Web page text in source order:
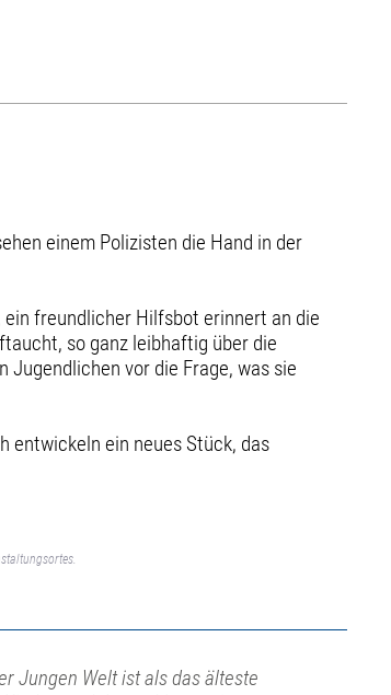
einem Polizisten die Hand in der
freundlicher Hilfsbot erinnert an die
so ganz leibhaftig über die
vor die Frage, was sie
entwickeln ein neues Stück, das
Jungen Welt ist als das älteste